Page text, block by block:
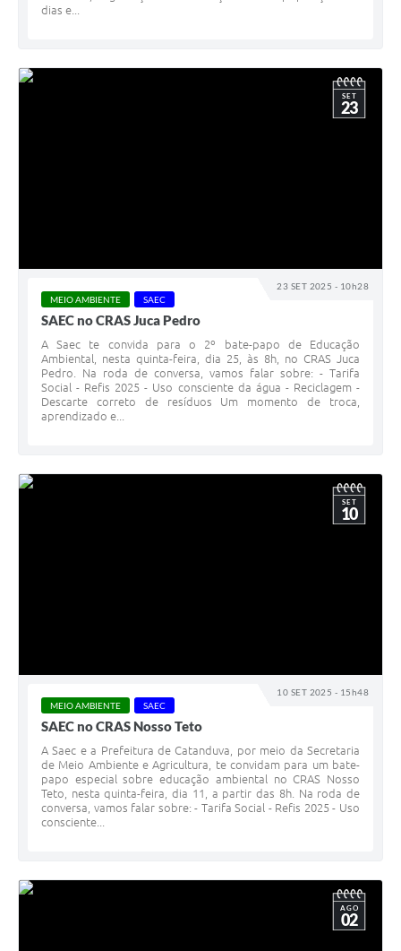
dias e...
23 SET 2025 - 10h28
SET
23
MEIO AMBIENTE SAEC
SAEC no CRAS Juca Pedro
A Saec te convida para o 2º bate-papo de Educação
Ambiental, nesta quinta-feira, dia 25, às 8h, no CRAS Juca
Pedro. Na roda de conversa, vamos falar sobre: - Tarifa
Social - Refis 2025 - Uso consciente da água - Reciclagem -
Descarte correto de resíduos Um momento de troca,
aprendizado e...
10 SET 2025 - 15h48
SET
10
MEIO AMBIENTE SAEC
SAEC no CRAS Nosso Teto
A Saec e a Prefeitura de Catanduva, por meio da Secretaria
de Meio Ambiente e Agricultura, te convidam para um bate-
papo especial sobre educação ambiental no CRAS Nosso
Teto, nesta quinta-feira, dia 11, a partir das 8h. Na roda de
conversa, vamos falar sobre: - Tarifa Social - Refis 2025 - Uso
consciente...
AGO
02